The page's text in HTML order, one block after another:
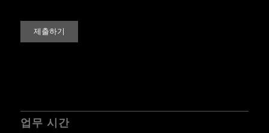
업무 시간